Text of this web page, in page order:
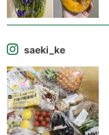
saeki_ke